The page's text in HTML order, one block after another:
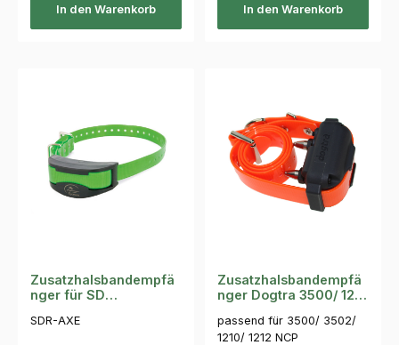
In den Warenkorb In den Warenkorb
Zusatzhalsbandempfä
nger für SD
SDR-AXE
Zusatzhalsbandempfä
nger Dogtra 3500/ 1210
passend für 3500/ 3502/
1210/ 1212 NCP